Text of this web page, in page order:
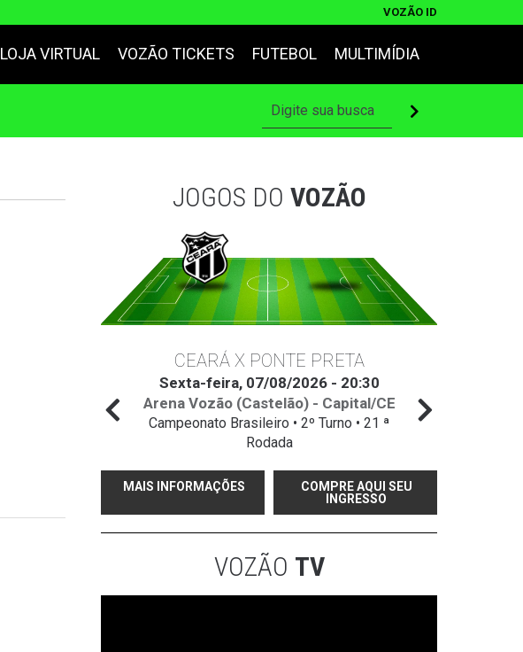
VOZÃO ID
LOJA VIRTUAL VOZÃO TICKETS FUTEBOL MULTIMÍDIA
JOGOS DO VOZÃO
CEARÁ X PONTE PRETA
Sexta-feira, 07/08/2026 - 20:30
Arena Vozão (Castelão) - Capital/CE
Campeonato Brasileiro • 2º Turno • 21 ª
Rodada
MAIS INFORMAÇÕES
COMPRE AQUI SEU
INGRESSO
VOZÃO TV